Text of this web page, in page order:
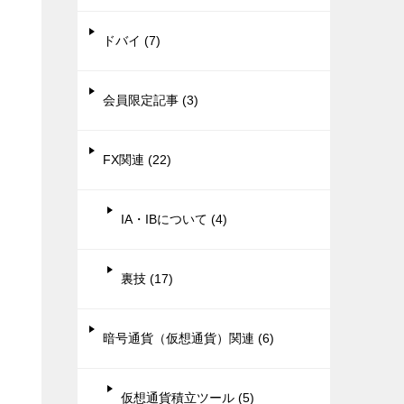
ドバイ (7)
会員限定記事 (3)
FX関連 (22)
IA・IBについて (4)
裏技 (17)
暗号通貨（仮想通貨）関連 (6)
仮想通貨積立ツール (5)